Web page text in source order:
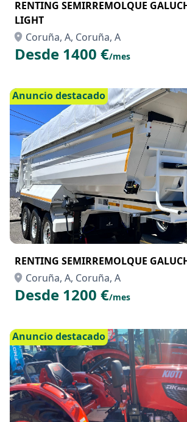
RENTING SEMIRREMOLQUE
LIGHT
Coruña, A, Coruña, A
Desde 1400 €/mes
Anuncio destacado
RENTING SEMIRREMOLQUE
Coruña, A, Coruña, A
Desde 1200 €/mes
Anuncio destacado